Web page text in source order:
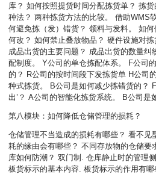
库？ 如何按照提货时间分配拣货单？ 拣
种法？ 两种拣货方法的比较。 借助WMS
何避免拣（发）错货？ 领料与发料。 如何
何改？ 如何禁止叠放物品？ 硬件设施对
成品出货的主要问题？ 成品出货的数量
配制度。 Y公司的单仓拣配体系。 F公司
的？ R公司的按时间段下发拣货单 H公司
种式拣货。 B公司是如何减少拣错货的？
出’？ A公司的智能化拣货系统。 B公司是
第八模块：如何降低仓储管理的损耗？
仓储管理不当造成的损耗有哪些？ 看不见
耗的缘由会有哪些？ 不同存放物的仓储要
库如何防潮？ 双门制. 仓库静止时的管理
板货标示的基本内容. 板货标示的作用有哪